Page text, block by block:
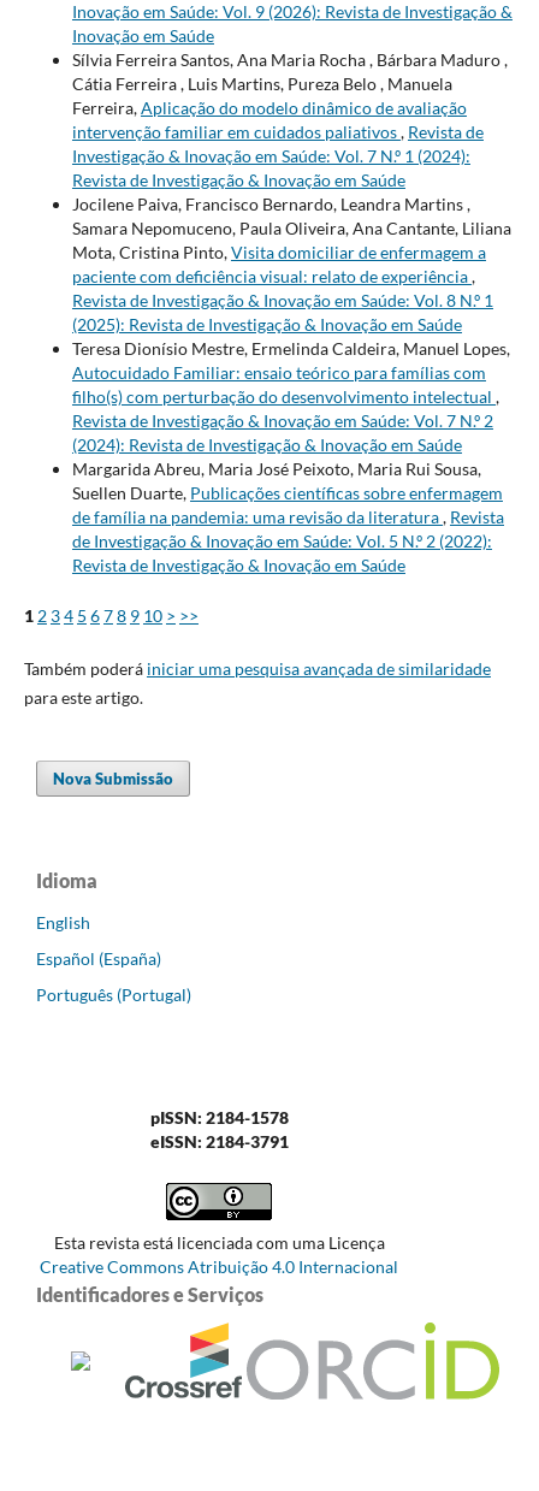
Inovação em Saúde: Vol. 9 (2026): Revista de Investigação &
Inovação em Saúde
Sílvia Ferreira Santos, Ana Maria Rocha , Bárbara Maduro ,
Cátia Ferreira , Luis Martins, Pureza Belo , Manuela
Ferreira,Aplicação do modelo dinâmico de avaliação
intervenção familiar em cuidados paliativos, Revista de
Investigação & Inovação em Saúde: Vol. 7 N.º 1 (2024):
Revista de Investigação & Inovação em Saúde
Jocilene Paiva, Francisco Bernardo, Leandra Martins ,
Samara Nepomuceno, Paula Oliveira, Ana Cantante, Liliana
Mota, Cristina Pinto,Visita domiciliar de enfermagem a
paciente com deficiência visual: relato de experiência,
Revista de Investigação & Inovação em Saúde: Vol. 8 N.º 1
(2025): Revista de Investigação & Inovação em Saúde
Teresa Dionísio Mestre, Ermelinda Caldeira, Manuel Lopes,
Autocuidado Familiar: ensaio teórico para famílias com
filho(s) com perturbação do desenvolvimento intelectual ,
Revista de Investigação & Inovação em Saúde: Vol. 7 N.º 2
(2024): Revista de Investigação & Inovação em Saúde
Margarida Abreu, Maria José Peixoto, Maria Rui Sousa,
Suellen Duarte, Publicações científicas sobre enfermagem
de família na pandemia: uma revisão da literatura, Revista
de Investigação & Inovação em Saúde: Vol. 5 N.º 2 (2022):
Revista de Investigação & Inovação em Saúde
12 34 5 678 9 10 > >>
Também poderá iniciar uma pesquisa avançada de similaridade
para este artigo.
Nova Submissão
Idioma
English
Español (España)
Português (Portugal)
pISSN: 2184-1578
eISSN: 2184-3791
Esta revista está licenciada com uma Licença
Creative Commons Atribuição 4.0 Internacional
Identificadores e Serviços